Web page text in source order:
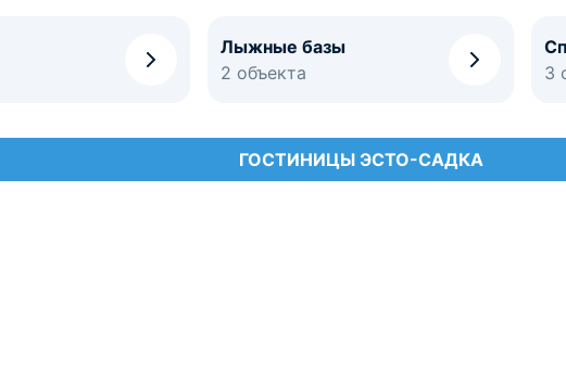
Лыжные базы
2 объекта
3
ГОСТИНИЦЫ ЭСТО-САДКА